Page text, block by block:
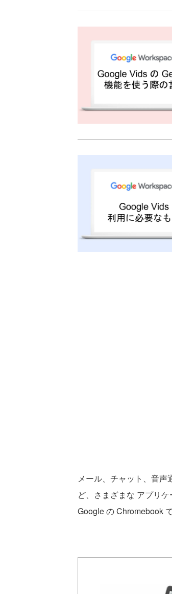
メール、チャット、音
ど、さまざまな アプリ
Google の Chromebook で